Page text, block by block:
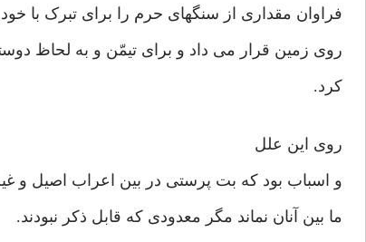
فراوان مقداری از سنگهای حرم را برای تبرک با
روی زمین قرار می داد و برای تیمّن و به لحاظ
کرد.
روی این علل
و اسباب بود که بت پرستی در بین اعراب اصیل و
ما بین آنان نماند مگر معدودی که قابل ذکر نبودند.